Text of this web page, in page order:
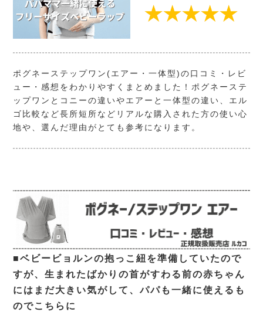
ポグネーステップワン(エアー・一体型)の口コミ・レビ
ュー・感想をわかりやすくまとめました！ポグネーステ
ップワンとコニーの違いやエアーと一体型の違い、エル
ゴ比較など長所短所などリアルな購入された方の使い心
地や、選んだ理由がとても参考になります。
■ベビービョルンの抱っこ紐を準備していたので
すが、生まれたばかりの首がすわる前の赤ちゃん
にはまだ大きい気がして、パパも一緒に使えるも
のでこちらに